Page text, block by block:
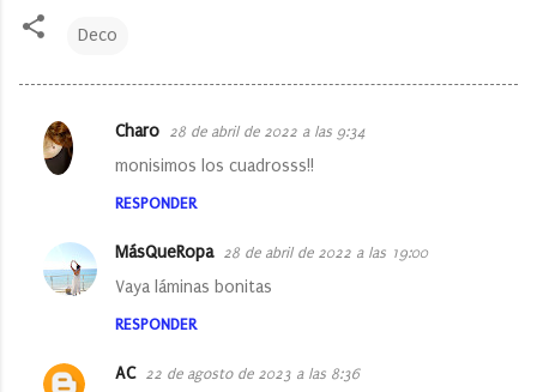
Deco
C
o
e
n
r
Charo 28 de abril de 2022 a las 9:34
monisimos los cuadrosss!!
RESPONDER
MásQueRopa 28 de abril de 2022 a las 19:00
Vaya láminas bonitas
RESPONDER
AC 22 de agosto de 2023 a las 8:36